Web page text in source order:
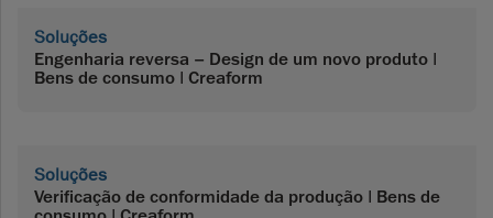
Soluções
Engenharia reversa – Design de um novo produto |
Bens de consumo | Creaform
Soluções
Verificação de conformidade da produção | Bens de